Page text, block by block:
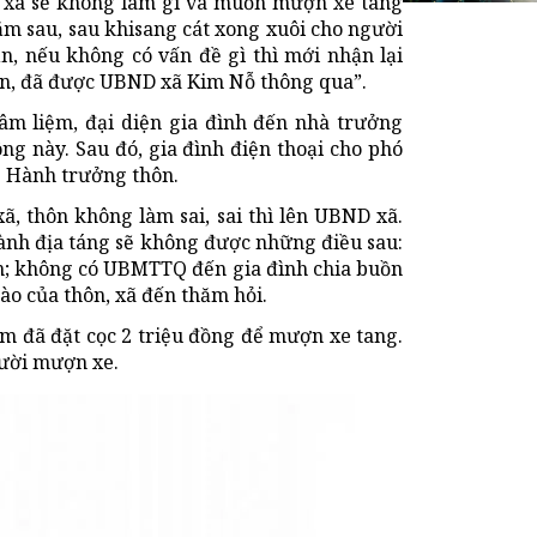
sau, sau khisang cát xong xuôi cho người
nếu không có vấn đề gì thì mới nhận lại
đã được UBND xã Kim Nỗ thông qua”.
liệm, đại diện gia đình đến nhà trưởng
này. Sau đó, gia đình điện thoại cho phó
Hành trưởng thôn.
thôn không làm sai, sai thì lên UBND xã.
địa táng sẽ không được những điều sau:
có UBMTTQ đến gia đình chia buồn
của thôn, xã đến thăm hỏi.
đã đặt cọc 2 triệu đồng để mượn xe tang.
mượn xe.